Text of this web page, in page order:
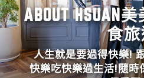
ABOUT HSUAN
食
人生就是要過得快樂!
快樂吃快樂過生活!隨時